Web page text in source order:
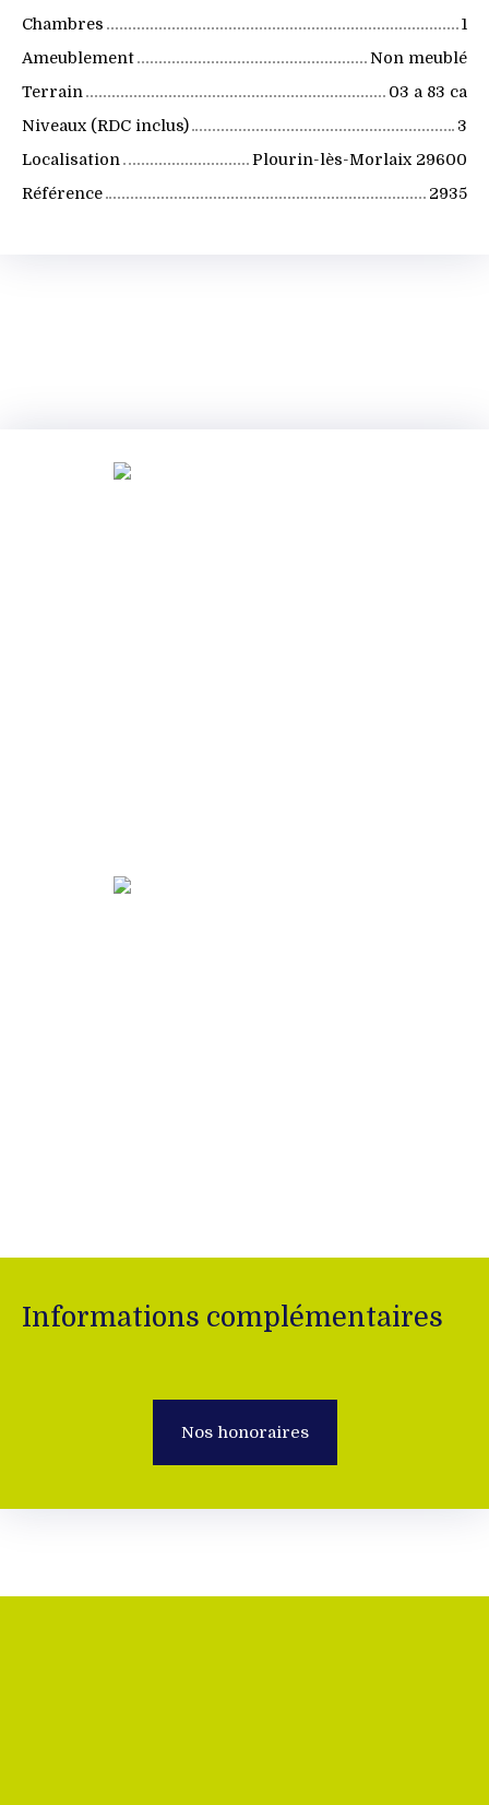
Chambres
1
Ameublement
Non meublé
Terrain
03 a 83 ca
Niveaux (RDC inclus)
3
Localisation
Plourin-lès-Morlaix 29600
Référence
2935
Informations complémentaires
Nos honoraires